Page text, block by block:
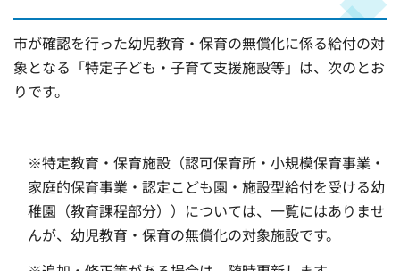
市が確認を行った幼児教育・保育の無償化に係る給付の対
象となる「特定子ども・子育て支援施設等」は、次のとお
りです。
※特定教育・保育施設（認可保育所・小規模保育事業・
家庭的保育事業・認定こども園・施設型給付を受ける幼
稚園（教育課程部分））については、一覧にはありませ
んが、幼児教育・保育の無償化の対象施設です。